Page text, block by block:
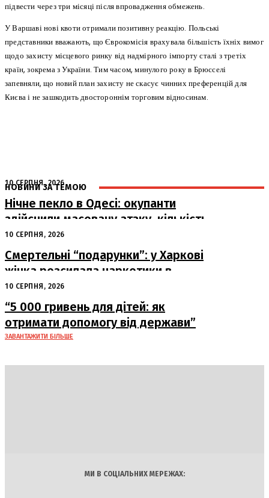
підвести через три місяці після впровадження обмежень.
У Варшаві нові квоти отримали позитивну реакцію. Польські
представники вважають, що Єврокомісія врахувала більшість їхніх вимог
щодо захисту місцевого ринку від надмірного імпорту сталі з третіх
країн, зокрема з України. Тим часом, минулого року в Брюсселі
запевняли, що новий план захисту не скасує чинних преференцій для
Києва і не зашкодить двостороннім торговим відносинам.
НОВИНИ ЗА ТЕМОЮ
10 СЕРПНЯ, 2026
Нічне пекло в Одесі: окупанти
здійснили масовану атаку, кількість
постраждалих зростає
10 СЕРПНЯ, 2026
Смертельні “подарунки”: у Харкові
жінка розсилала наркотики в
упаковках
10 СЕРПНЯ, 2026
“5 000 гривень для дітей: як
отримати допомогу від держави”
ЗАВАНТАЖИТИ БІЛЬШЕ
МИ В СОЦІАЛЬНИХ МЕРЕЖАХ: